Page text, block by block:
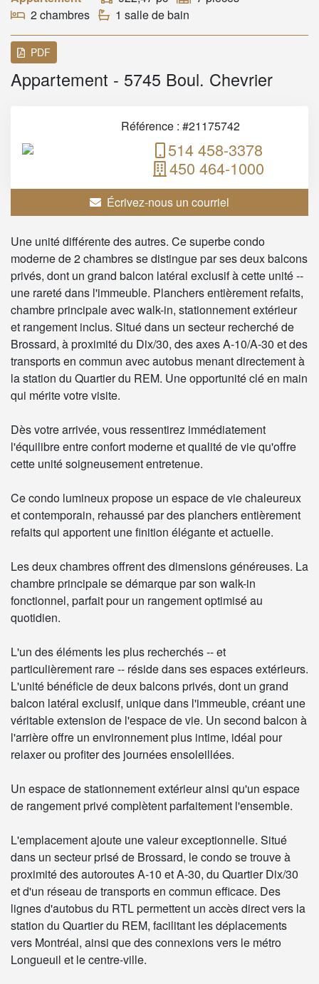
2 chambres
1 salle de bain
PDF
Appartement - 5745 Boul. Chevrier
Référence : #21175742
514 458-3378
450 464-1000
Écrivez-nous un courriel
Une unité différente des autres. Ce superbe condo
moderne de 2 chambres se distingue par ses deux balcons
privés, dont un grand balcon latéral exclusif à cette unité --
une rareté dans l'immeuble. Planchers entièrement refaits,
chambre principale avec walk-in, stationnement extérieur
et rangement inclus. Situé dans un secteur recherché de
Brossard, à proximité du Dix/30, des axes A-10/A-30 et des
transports en commun avec autobus menant directement à
la station du Quartier du REM. Une opportunité clé en main
qui mérite votre visite.
Dès votre arrivée, vous ressentirez immédiatement
l'équilibre entre confort moderne et qualité de vie qu'offre
cette unité soigneusement entretenue.
Ce condo lumineux propose un espace de vie chaleureux
et contemporain, rehaussé par des planchers entièrement
refaits qui apportent une finition élégante et actuelle.
Les deux chambres offrent des dimensions généreuses. La
chambre principale se démarque par son walk-in
fonctionnel, parfait pour un rangement optimisé au
quotidien.
L'un des éléments les plus recherchés -- et
particulièrement rare -- réside dans ses espaces extérieurs.
L'unité bénéficie de deux balcons privés, dont un grand
balcon latéral exclusif, unique dans l'immeuble, créant une
véritable extension de l'espace de vie. Un second balcon à
l'arrière offre un environnement plus intime, idéal pour
relaxer ou profiter des journées ensoleillées.
Un espace de stationnement extérieur ainsi qu'un espace
de rangement privé complètent parfaitement l'ensemble.
L'emplacement ajoute une valeur exceptionnelle. Situé
dans un secteur prisé de Brossard, le condo se trouve à
proximité des autoroutes A-10 et A-30, du Quartier Dix/30
et d'un réseau de transports en commun efficace. Des
lignes d'autobus du RTL permettent un accès direct vers la
station du Quartier du REM, facilitant les déplacements
vers Montréal, ainsi que des connexions vers le métro
Longueuil et le centre-ville.